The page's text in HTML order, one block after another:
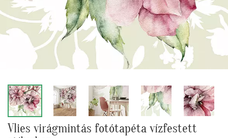
Vlies virágmintás fotótapéta vízfestett